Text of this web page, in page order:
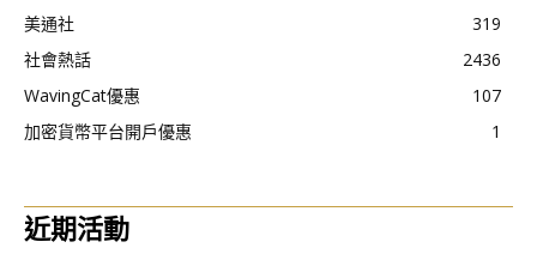
美通社
319
社會熱話
2436
WavingCat優惠
107
加密貨幣平台開戶優惠
1
近期活動